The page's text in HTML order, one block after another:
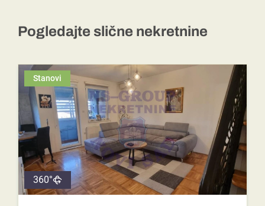
Pogledajte slične nekretnine
Stanovi
360°